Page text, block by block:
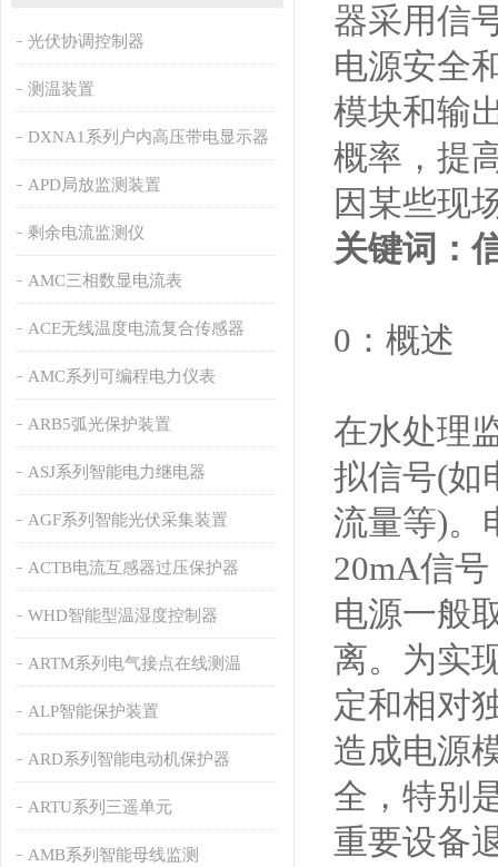
光伏协调控制器
测温装置
DXNA1系列户内高压带电显示器
APD局放监测装置
剩余电流监测仪
AMC三相数显电流表
ACE无线温度电流复合传感器
AMC系列可编程电力仪表
ARB5弧光保护装置
ASJ系列智能电力继电器
AGF系列智能光伏采集装置
ACTB电流互感器过压保护器
WHD智能型温湿度控制器
ARTM系列电气接点在线测温
ALP智能保护装置
ARD系列智能电动机保护器
ARTU系列三遥单元
AMB系列智能母线监测
器采用信
电源安全
模块和输
概率，提
因某些现
关键词：
0：概述
在水处理
拟信号(如
流量等)。
20mA信
电源一般
离。为实
定和相对
造成电源
全，特别
重要设备